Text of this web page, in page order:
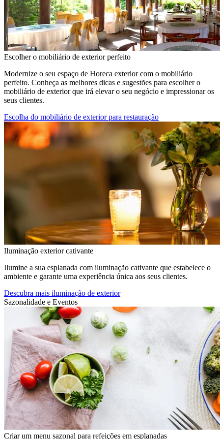
Escolher o mobiliário de exterior perfeito
Modernize o seu espaço de Horeca exterior com o mobiliário
perfeito. Conheça as melhores dicas e sugestões para escolher o
mobiliário de exterior que irá elevar o seu negócio e impressionar os
seus clientes.
Escolha do mobiliário de exterior para restauração
Iluminação exterior cativante
Ilumine a sua esplanada com iluminação cativante que estabelece o
ambiente e garante uma experiência única aos seus clientes.
Descubra mais iluminação de exterior
Sazonalidade e Eventos
Criar um menu sazonal para refeições em esplanadas